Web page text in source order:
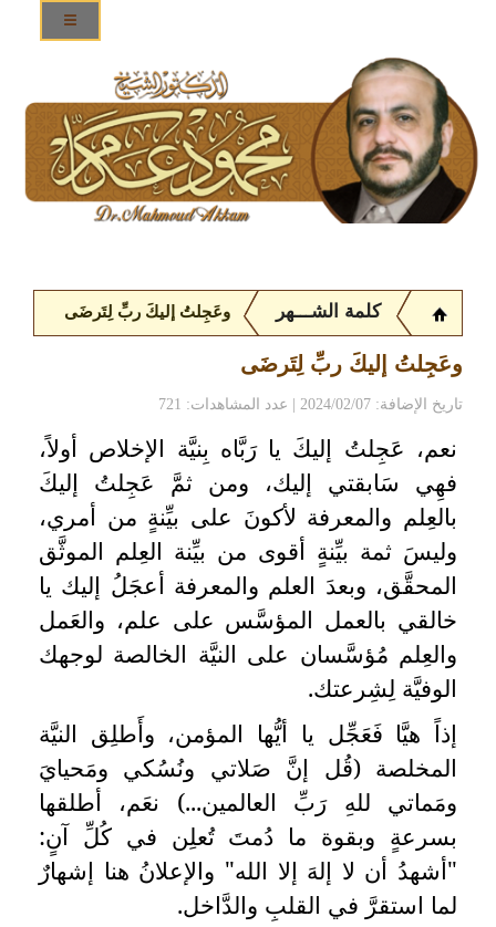
كلمة الشـــهر وعَجِلتُ إليكَ ربِّ لِتَرضَى
وعَجِلتُ إليكَ ربِّ لِتَرضَى
تاريخ الإضافة: 2024/02/07 | عدد المشاهدات: 721
نعم، عَجِلتُ إليكَ يا رَبَّاه بِنيَّة الإخلاص أولاً،
فهِي سَابقتي إليك، ومن ثمَّ عَجِلتُ إليكَ
بالعِلم والمعرفة لأكونَ على بيِّنةٍ من أمري،
وليسَ ثمة بيِّنةٍ أقوى من بيِّنة العِلم الموثَّق
المحقَّق، وبعدَ العلم والمعرفة أعجَلُ إليك يا
خالقي بالعمل المؤسَّس على علم، والعَمل
والعِلم مُؤسَّسان على النيَّة الخالصة لوجهك
الوفيَّة لِشِرعتك.
إذاً هيَّا فَعَجِّل يا أيُّها المؤمن، وأَطلِق النيَّة
المخلصة (قُل إنَّ صَلاتي ونُسُكي ومَحيايَ
ومَماتي للهِ رَبِّ العالمين...) نعَم، أطلقها
بسرعةٍ وبقوة ما دُمتَ تُعلِن في كُلِّ آنٍ:
"أشهدُ أن لا إلهَ إلا الله" والإعلانُ هنا إشهارٌ
لما استقرَّ في القلبِ والدَّاخل.